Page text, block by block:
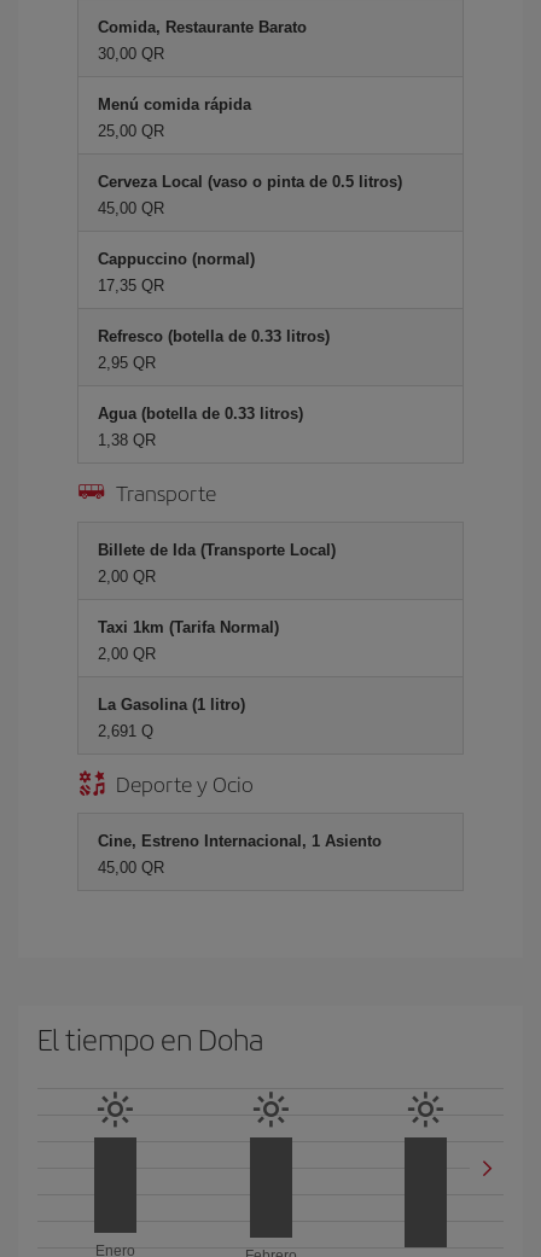
Comida, Restaurante Barato
30,00 QR
Menú comida rápida
25,00 QR
Cerveza Local (vaso o pinta de 0.5 litros)
45,00 QR
Cappuccino (normal)
17,35 QR
Refresco (botella de 0.33 litros)
2,95 QR
Agua (botella de 0.33 litros)
1,38 QR
Transporte
Billete de Ida (Transporte Local)
2,00 QR
Taxi 1km (Tarifa Normal)
2,00 QR
La Gasolina (1 litro)
2,691 Q
Deporte y Ocio
Cine, Estreno Internacional, 1 Asiento
45,00 QR
El tiempo en Doha
Enero